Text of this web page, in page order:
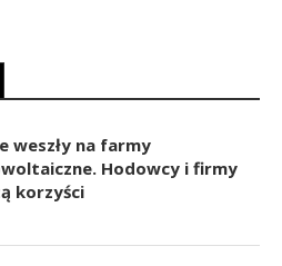
weszły na farmy
Hodowcy i firmy
korzyści